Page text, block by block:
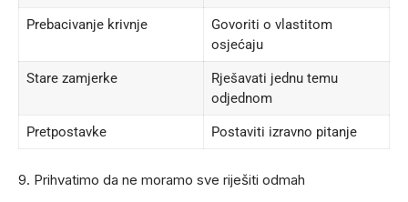
Prebacivanje krivnje
Govoriti o vlastitom
osjećaju
Stare zamjerke
Rješavati jednu temu
odjednom
Pretpostavke Postaviti izravno pitanje
9. Prihvatimo da ne moramo sve riješiti odmah